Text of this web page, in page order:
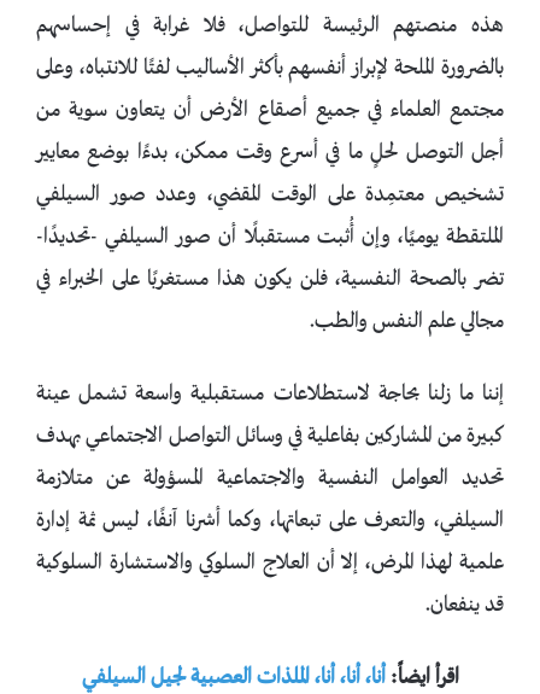
هذه منصتهم الرئيسة للتواصل، فلا غرابة في إحساسهم
بالضرورة الملحة لإبراز أنفسهم بأكثر الأساليب لفتًا للانتباه، وعلى
مجتمع العلماء في جميع أصقاع الأرض أن يتعاون سوية من
أجل التوصل لحلٍ ما في أسرع وقت ممكن، بدءًا بوضع معايير
تشخيص معتمِدة على الوقت المقضي، وعدد صور السيلفي
الملتقطة يوميًا، وإن أُثبت مستقبلًا أن صور السيلفي -تحديدًا-
تضر بالصحة النفسية، فلن يكون هذا مستغربًا على الخبراء في
مجالي علم النفس والطب.
إننا ما زلنا بحاجة لاستطلاعات مستقبلية واسعة تشمل عينة
كبيرة من المشاركين بفاعلية في وسائل التواصل الاجتماعي بهدف
تحديد العوامل النفسية والاجتماعية المسؤولة عن متلازمة
السيلفي، والتعرف على تبعاتها، وكما أشرنا آنفًا، ليس ثمة إدارة
علمية لهذا المرض، إلا أن العلاج السلوكي والاستشارة السلوكية
قد ينفعان.
اقرأ ايضاً:أنا، أنا، أنا، الملذات العصبية لجيل السيلفي